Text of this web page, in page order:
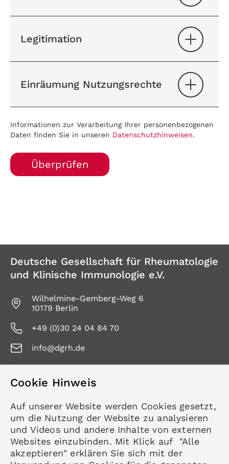
Legitimation
Einräumung Nutzungsrechte
Informationen zur Verarbeitung Ihrer personenbezogenen
Daten finden Sie in unseren Datenschutzhinweisen.
Überprüfen
Deutsche Gesellschaft für Rheumatologie
und Klinische Immunologie e.V.
Wilhelmine-Gemberg-Weg 6
10179 Berlin
+49 (0)30 24 04 84 70
info@dgrh.de
Service
Kontakt
Datenschutz
Impressum
Mitgliedschaft
Cookie Hinweis
Auf unserer Website werden Cookies gesetzt,
um die Nutzung der Website zu analysieren
und Videos und andere Inhalte von externen
Websites einzubinden. Mit Klick auf "Alle
akzeptieren" erklären Sie sich mit der